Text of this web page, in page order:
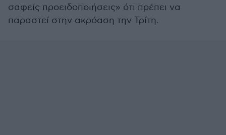
σαφείς προειδοποιήσεις» ότι πρέπει να
παραστεί στην ακρόαση την Τρίτη.